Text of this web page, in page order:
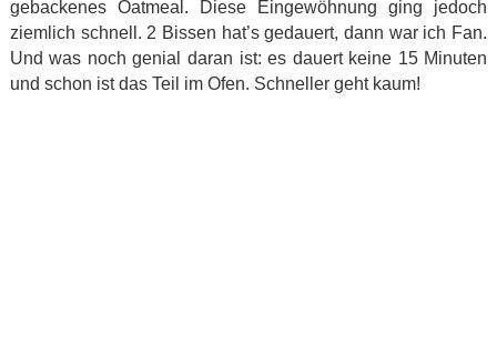
gebackenes Oatmeal. Diese Eingewöhnung ging jedoch
ziemlich schnell. 2 Bissen hat’s gedauert, dann war ich Fan.
Und was noch genial daran ist: es dauert keine 15 Minuten
und schon ist das Teil im Ofen. Schneller geht kaum!